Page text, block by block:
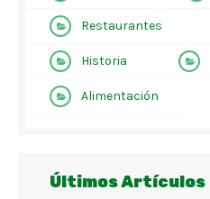
Restaurantes
Historia
Alimentación
Últimos Artículos